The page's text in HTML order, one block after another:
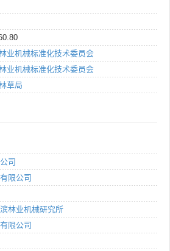
业机械标准化技术委员会
业机械标准化技术委员会
草局
司
限公司
林业机械研究所
限公司